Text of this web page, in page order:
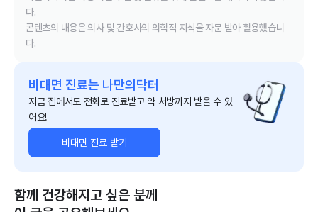
다.
콘텐츠의 내용은 의사 및 간호사의 의학적 지식을 자문 받아 활용했습니
다.
비대면 진료는 나만의닥터
지금 집에서도 전화로 진료받고 약 처방까지 받을 수 있
어요!
비대면 진료 받기
함께 건강해지고 싶은 분께